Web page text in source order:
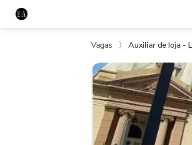
Vagas 〉 Auxiliar de loja -